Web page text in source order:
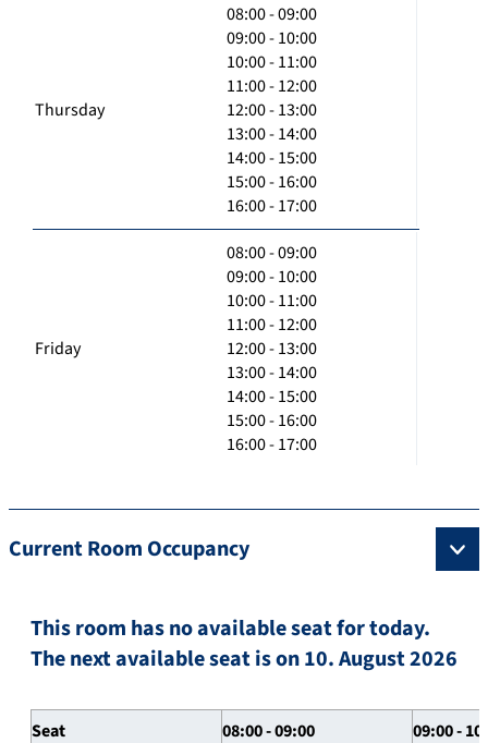
Thursday
08:00 - 09:00
09:00 - 10:00
10:00 - 11:00
11:00 - 12:00
12:00 - 13:00
13:00 - 14:00
14:00 - 15:00
15:00 - 16:00
16:00 - 17:00
Friday
08:00 - 09:00
09:00 - 10:00
10:00 - 11:00
11:00 - 12:00
12:00 - 13:00
13:00 - 14:00
14:00 - 15:00
15:00 - 16:00
16:00 - 17:00
Current Room Occupancy
This room has no available seat for today.
The next available seat is on 10. August 2026
Seat 08:00 - 09:00 09:00 -